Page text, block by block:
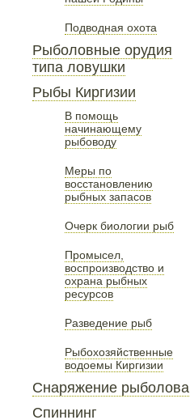
Подводная охота
Рыболовные орудия
типа ловушки
Рыбы Киргизии
В помощь
начинающему
рыбоводу
Меры по
восстановлению
рыбных запасов
Очерк биологии рыб
Промысел,
воспроизводство и
охрана рыбных
ресурсов
Разведение рыб
Рыбохозяйственные
водоемы Киргизии
Снаряжение рыболова
Спиннинг